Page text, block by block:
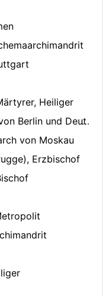
Heiliger
und Deutschland
von Moskau
Erzbischof